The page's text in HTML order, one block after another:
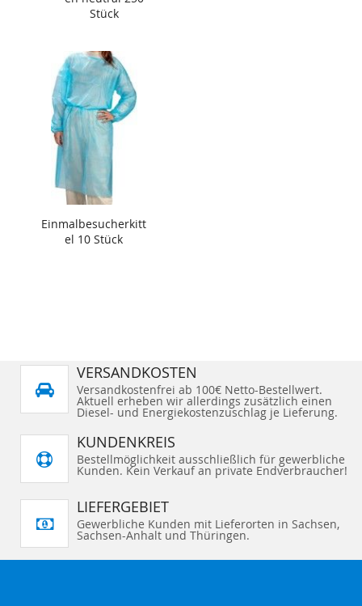
Stück
Einmalbesucherkitt
el 10 Stück
VERSANDKOSTEN
Versandkostenfrei ab 100€ Netto-Bestellwert.
Aktuell erheben wir allerdings zusätzlich einen
Diesel- und Energiekostenzuschlag je Lieferung.
KUNDENKREIS
Bestellmöglichkeit ausschließlich für gewerbliche
Kunden. Kein Verkauf an private Endverbraucher!
LIEFERGEBIET
Gewerbliche Kunden mit Lieferorten in Sachsen,
Sachsen-Anhalt und Thüringen.